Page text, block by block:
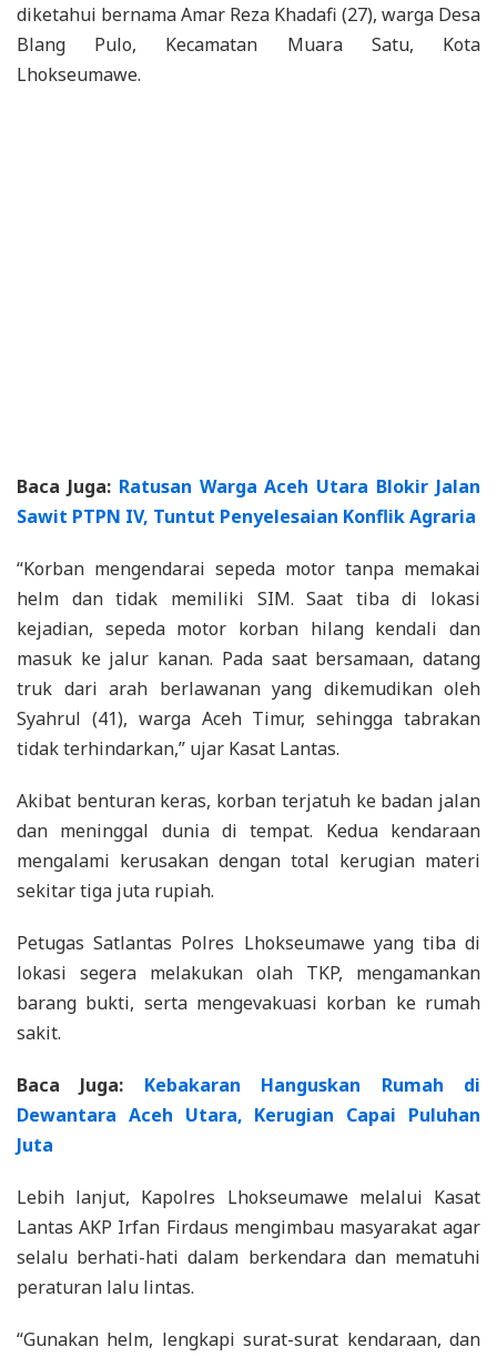
diketahui bernama Amar Reza Khadafi (27), warga Desa
Blang Pulo, Kecamatan Muara Satu, Kota
Lhokseumawe.
Baca Juga: Ratusan Warga Aceh Utara Blokir Jalan
Sawit PTPN IV, Tuntut Penyelesaian Konflik Agraria
“Korban mengendarai sepeda motor tanpa memakai
helm dan tidak memiliki SIM. Saat tiba di lokasi
kejadian, sepeda motor korban hilang kendali dan
masuk ke jalur kanan. Pada saat bersamaan, datang
truk dari arah berlawanan yang dikemudikan oleh
Syahrul (41), warga Aceh Timur, sehingga tabrakan
tidak terhindarkan,” ujar Kasat Lantas.
Akibat benturan keras, korban terjatuh ke badan jalan
dan meninggal dunia di tempat. Kedua kendaraan
mengalami kerusakan dengan total kerugian materi
sekitar tiga juta rupiah.
Petugas Satlantas Polres Lhokseumawe yang tiba di
lokasi segera melakukan olah TKP, mengamankan
barang bukti, serta mengevakuasi korban ke rumah
sakit.
Baca Juga: Kebakaran Hanguskan Rumah di
Dewantara Aceh Utara, Kerugian Capai Puluhan
Juta
Lebih lanjut, Kapolres Lhokseumawe melalui Kasat
Lantas AKP Irfan Firdaus mengimbau masyarakat agar
selalu berhati-hati dalam berkendara dan mematuhi
peraturan lalu lintas.
“Gunakan helm, lengkapi surat-surat kendaraan, dan